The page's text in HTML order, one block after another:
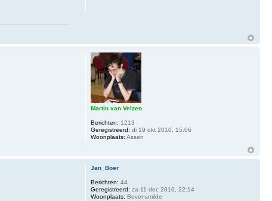
Martin van Velzen
Berichten: 1213
Geregistreerd: di 19 okt 2010, 15:06
Woonplaats: Assen
Jan_Boer
Berichten: 44
Geregistreerd: za 11 dec 2010, 22:14
Woonplaats: Bovensmilde